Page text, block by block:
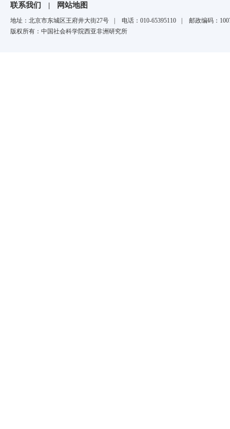
联系我们 | 网站地图
地址：北京市东城区王府井大街27号 电话：010-65395110
邮政编码：
版权所有：中国社会科学院西亚非洲研究所